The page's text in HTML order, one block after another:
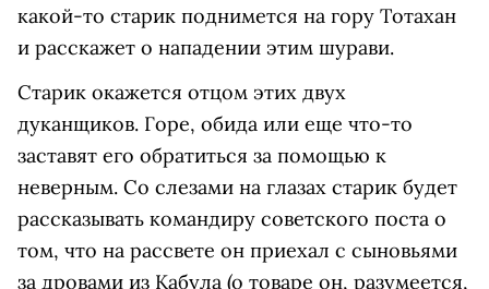
какой-то старик поднимется на гору Тотахан
и расскажет о нападении этим шурави.
Старик окажется отцом этих двух
дуканщиков. Горе, обида или еще что-то
заставят его обратиться за помощью к
неверным. Со слезами на глазах старик будет
рассказывать командиру советского поста о
том, что на рассвете он приехал с сыновьями
за дровами из Кабула (о товаре он, разумеется,